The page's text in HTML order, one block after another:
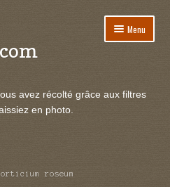
Menu
le
avez récolté grâce aux filtres
en photo.
roseum